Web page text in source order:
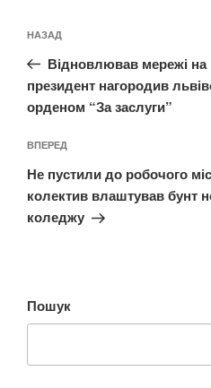
записів
Попередній
запис:
НАЗАД
Відновлював мережі
президент нагородив
орденом “За заслуги”
Наступний
запис
ВПЕРЕД
Не пустили до робочого
колектив влаштував бунт
коледжу
Пошук